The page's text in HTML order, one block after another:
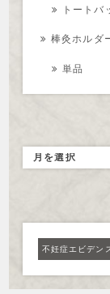
トートバ
棒灸ホルダ
単品
月を選択
不妊症エビデン